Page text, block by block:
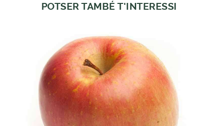
POTSER TAMBÉ T'INTERESSI